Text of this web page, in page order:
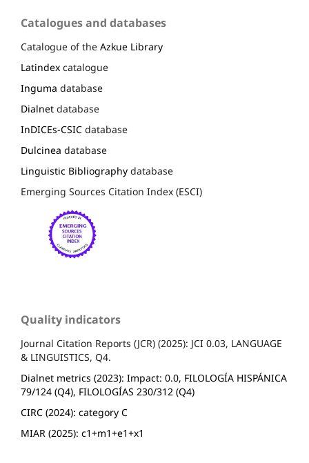
Catalogues and databases
Catalogue of the Azkue Library
Latindex catalogue
Inguma database
Dialnet database
InDICEs-CSIC database
Dulcinea database
Linguistic Bibliography database
Emerging Sources Citation Index (ESCI)
Quality indicators
Journal Citation Reports (JCR) (2025): JCI 0.03, LANGUAGE
& LINGUISTICS, Q4.
Dialnet metrics (2023): Impact: 0.0, FILOLOGÍA HISPÁNICA
79/124 (Q4), FILOLOGÍAS 230/312 (Q4)
CIRC (2024): category C
MIAR (2025): c1+m1+e1+x1